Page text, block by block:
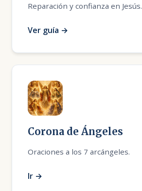
Reparación y confianza en Jesús.
Ver guía →
Corona de Ángeles
Oraciones a los 7 arcángeles.
Ir →